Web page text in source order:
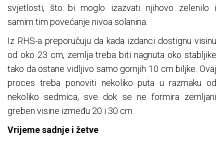
svjetlosti, što bi moglo izazvati njihovo zelenilo i
samim tim povećanje nivoa solanina.
Iz RHS-a preporučuju da kada izdanci dostignu visinu
od oko 23 cm, zemlja treba biti nagnuta oko stabljike
tako da ostane vidljivo samo gornjih 10 cm biljke. Ovaj
proces treba ponoviti nekoliko puta u razmaku od
nekoliko sedmica, sve dok se ne formira zemljani
greben visine između 20 i 30 cm.
Vrijeme sadnje i žetve